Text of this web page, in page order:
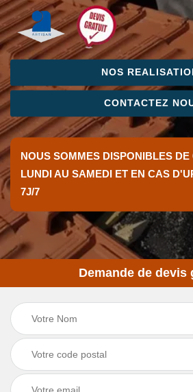
NOS
CONTACTEZ
NOUS SOMMES DISPONIBLES DE
LUNDI AU SAMEDI ET EN CAS
7J/7
Demande de devis